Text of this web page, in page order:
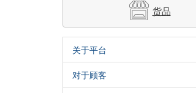
货品
关于平台
对于顾客